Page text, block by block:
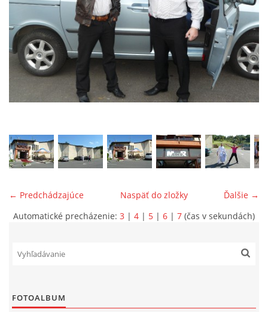
VIDEOKLIPY
NÁVŠTEVNÁ KNIHA
ONÁS
← Predchádzajúce Ďalšie →
Naspäť do zložky
Automatické precházenie: 3 | 4 | 5 | 6 | 7 (čas v sekundách)
FOTOALBUM